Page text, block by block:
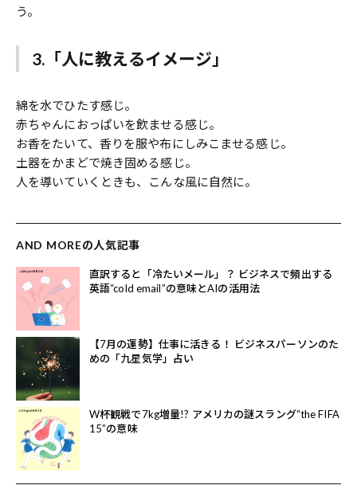
う。
3.「人に教えるイメージ」
綿を水でひたす感じ。
赤ちゃんにおっぱいを飲ませる感じ。
お香をたいて、香りを服や布にしみこませる感じ。
土器をかまどで焼き固める感じ。
人を導いていくときも、こんな風に自然に。
AND MOREの人気記事
直訳すると「冷たいメール」？ ビジネスで頻出する
英語“cold email”の意味とAIの活用法
【7月の運勢】仕事に活きる！ ビジネスパーソンのた
めの「九星気学」占い
W杯観戦で7kg増量!? アメリカの謎スラング“the FIFA
15”の意味